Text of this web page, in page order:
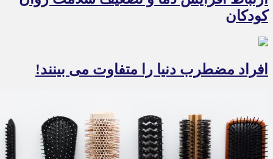
کودکان
افراد مضطرب دنیا را متفاوت می بینند!